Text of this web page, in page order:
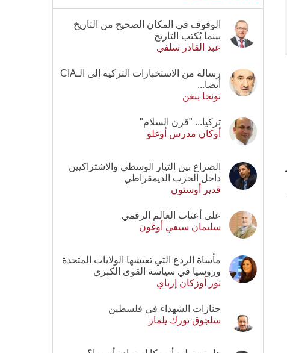
الوقوف في المكان الصحيح من التاريخ
بينما يُكتب التاريخ
عبد القادر سلفي
رسالة من الاستخبارات التركية إلى الـCIA
أيضا...
تونجا بنغن
تركيا... "قرن السلام"
أوكان مدرس أوغلو
الصراع بين التيار الوسطي والاشتراكيين
داخل الحزب الديمقراطي
قدير أوستون
على أعتاب العالم الرقمي
سليمان سيفي أوغون
مأساة الردع التي تعيشها الولايات المتحدة
وروسيا في سياسة القوى الكبرى
نور أوزكان إرباي
جنازات الشهداء في فلسطين
سلجوق تورك يلماز